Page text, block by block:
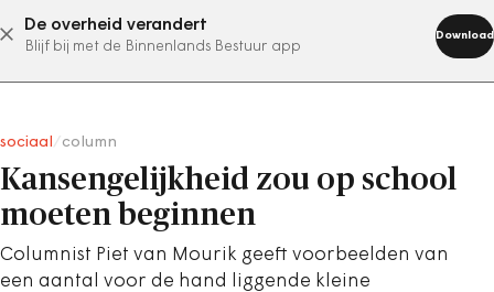
De overheid verandert
Blijf bij met de Binnenlands Bestuur app
Download
abonneer nu
sociaal column
Kansengelijkheid zou op school
moeten beginnen
Columnist Piet van Mourik geeft voorbeelden van
een aantal voor de hand liggende kleine